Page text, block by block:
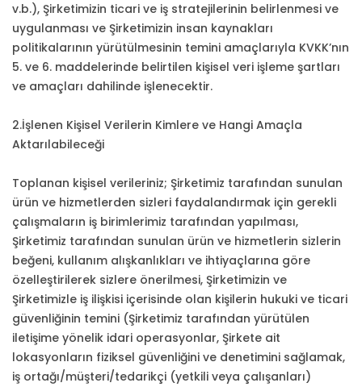
v.b.), Şirketimizin ticari ve iş stratejilerinin belirlenmesi ve
uygulanması ve Şirketimizin insan kaynakları
politikalarının yürütülmesinin temini amaçlarıyla KVKK’nın
5. ve 6. maddelerinde belirtilen kişisel veri işleme şartları
ve amaçları dahilinde işlenecektir.
2.İşlenen Kişisel Verilerin Kimlere ve Hangi Amaçla
Aktarılabileceği
Toplanan kişisel verileriniz; Şirketimiz tarafından sunulan
ürün ve hizmetlerden sizleri faydalandırmak için gerekli
çalışmaların iş birimlerimiz tarafından yapılması,
Şirketimiz tarafından sunulan ürün ve hizmetlerin sizlerin
beğeni, kullanım alışkanlıkları ve ihtiyaçlarına göre
özelleştirilerek sizlere önerilmesi, Şirketimizin ve
Şirketimizle iş ilişkisi içerisinde olan kişilerin hukuki ve ticari
güvenliğinin temini (Şirketimiz tarafından yürütülen
iletişime yönelik idari operasyonlar, Şirkete ait
lokasyonların fiziksel güvenliğini ve denetimini sağlamak,
iş ortağı/müşteri/tedarikçi (yetkili veya çalışanları)